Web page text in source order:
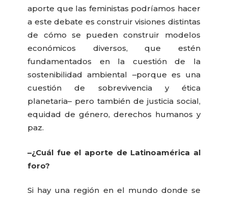
aporte que las feministas podríamos hacer
a este debate es construir visiones distintas
de cómo se pueden construir modelos
económicos diversos, que estén
fundamentados en la cuestión de la
sostenibilidad ambiental –porque es una
cuestión de sobrevivencia y ética
planetaria– pero también de justicia social,
equidad de género, derechos humanos y
paz.
–¿Cuál fue el aporte de Latinoamérica al
foro?
Si hay una región en el mundo donde se